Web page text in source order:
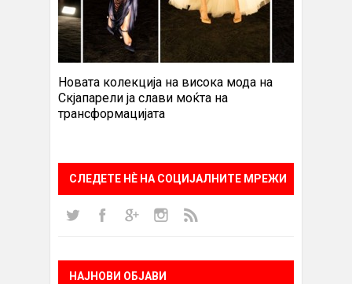
Новата колекција на висока мода на
Скјапарели ја слави моќта на
трансформацијата
СЛЕДЕТЕ НÈ НА СОЦИЈАЛНИТЕ МРЕЖИ
НАЈНОВИ ОБЈАВИ